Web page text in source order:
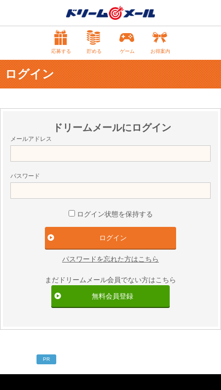
応募する 貯める ゲーム お得案内
ログイン
ドリームメールにログイン
メールアドレス
パスワード
ログイン状態を保持する
パスワードを忘れた方はこちら
まだドリームメール会員でない方はこちら
無料会員登録
PR